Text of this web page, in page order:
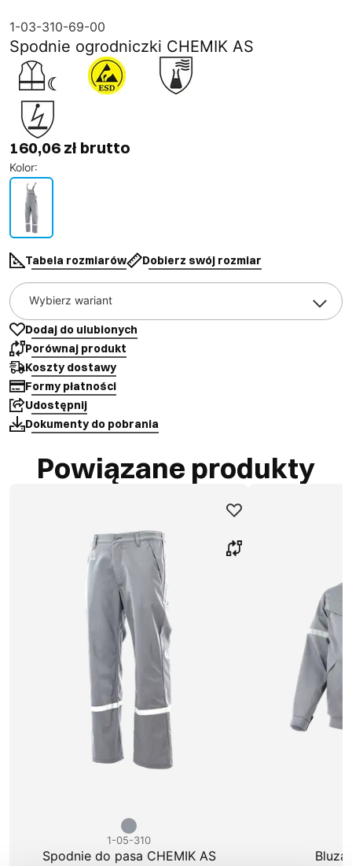
1-03-310-69-00
Spodnie ogrodniczki CHEMIK AS
160,06 zł brutto
Kolor:
Tabela rozmiarów Dobierz swój rozmiar
Wybierz wariant
Dodaj do ulubionych
Porównaj produkt
Koszty dostawy
Formy płatności
Udostępnij
Dokumenty do pobrania
Powiązane produkty
1-05-310
Spodnie do pasa CHEMIK AS Bluza